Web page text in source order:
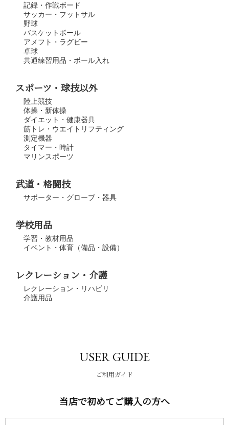
記録・作戦ボード
サッカー・フットサル
野球
バスケットボール
アメフト・ラグビー
卓球
共通練習用品・ボール入れ
スポーツ・球技以外
陸上競技
体操・新体操
ダイエット・健康器具
筋トレ・ウエイトリフティング
測定機器
タイマー・時計
マリンスポーツ
武道・格闘技
サポーター・グローブ・器具
学校用品
学習・教材用品
イベント・体育（備品・設備）
レクレーション・介護
レクレーション・リハビリ
介護用品
USER GUIDE
ご利用ガイド
当店で初めてご購入の方へ